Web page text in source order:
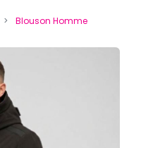
Blouson Homme